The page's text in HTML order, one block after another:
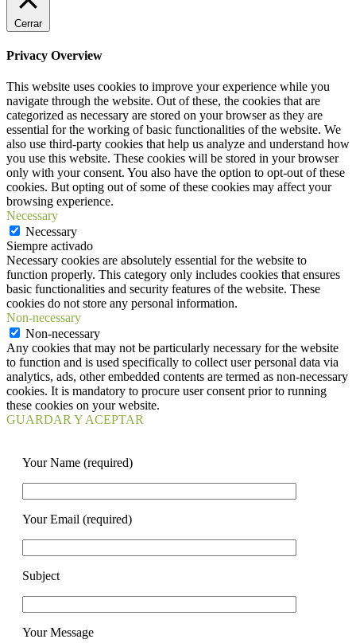
Cerrar
Privacy Overview
This website uses cookies to improve your experience while you
navigate through the website. Out of these, the cookies that are
categorized as necessary are stored on your browser as they are
essential for the working of basic functionalities of the website. We
also use third-party cookies that help us analyze and understand how
you use this website. These cookies will be stored in your browser
only with your consent. You also have the option to opt-out of these
cookies. But opting out of some of these cookies may affect your
browsing experience.
Necessary
Necessary
Siempre activado
Necessary cookies are absolutely essential for the website to
function properly. This category only includes cookies that ensures
basic functionalities and security features of the website. These
cookies do not store any personal information.
Non-necessary
Non-necessary
Any cookies that may not be particularly necessary for the website
to function and is used specifically to collect user personal data via
analytics, ads, other embedded contents are termed as non-necessary
cookies. It is mandatory to procure user consent prior to running
these cookies on your website.
GUARDAR Y ACEPTAR
Your Name (required)
Your Email (required)
Subject
Your Message